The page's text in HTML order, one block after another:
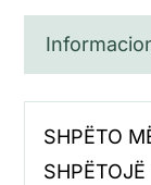
SHPËTO
SHPËTOJË